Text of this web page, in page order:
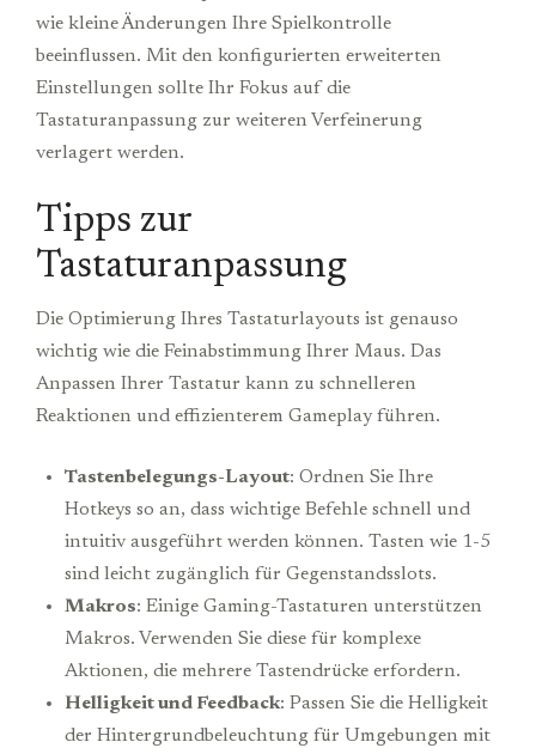
wie kleine Änderungen Ihre Spielkontrolle
beeinflussen. Mit den konfigurierten erweiterten
Einstellungen sollte Ihr Fokus auf die
Tastaturanpassung zur weiteren Verfeinerung
verlagert werden.
Tipps zur
Tastaturanpassung
Die Optimierung Ihres Tastaturlayouts ist genauso
wichtig wie die Feinabstimmung Ihrer Maus. Das
Anpassen Ihrer Tastatur kann zu schnelleren
Reaktionen und effizienterem Gameplay führen.
Tastenbelegungs-Layout: Ordnen Sie Ihre
Hotkeys so an, dass wichtige Befehle schnell und
intuitiv ausgeführt werden können. Tasten wie 1-5
sind leicht zugänglich für Gegenstandsslots.
Makros: Einige Gaming-Tastaturen unterstützen
Makros. Verwenden Sie diese für komplexe
Aktionen, die mehrere Tastendrücke erfordern.
Helligkeit und Feedback: Passen Sie die Helligkeit
der Hintergrundbeleuchtung für Umgebungen mit